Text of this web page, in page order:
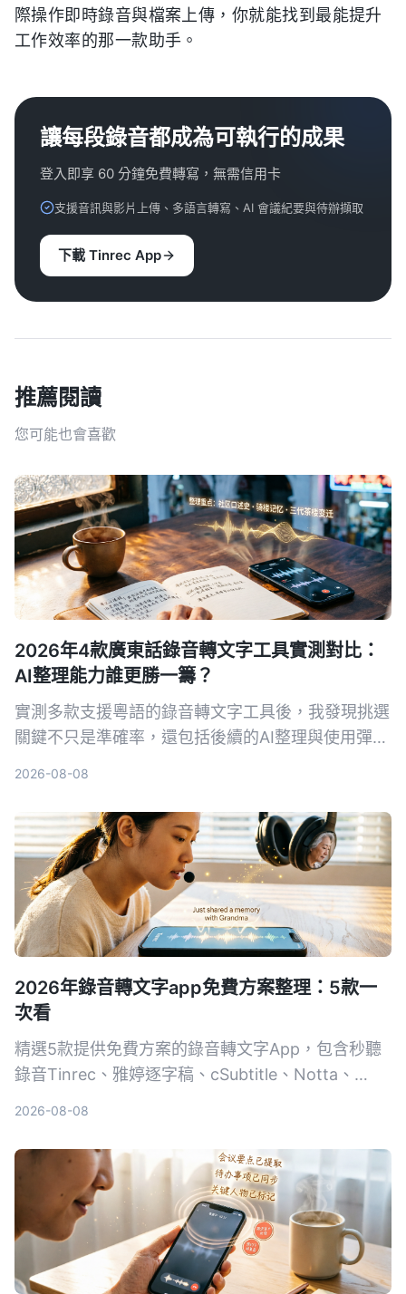
際操作即時錄音與檔案上傳，你就能找到最能提升
工作效率的那一款助手。
讓每段錄音都成為可執行的成果
登入即享 60 分鐘免費轉寫，無需信用卡
支援音訊與影片上傳、多語言轉寫、AI 會議紀要與待辦擷取
下載 Tinrec App
推薦閱讀
您可能也會喜歡
2026年4款廣東話錄音轉文字工具實測對比：
AI整理能力誰更勝一籌？
實測多款支援粵語的錄音轉文字工具後，我發現挑選
關鍵不只是準確率，還包括後續的AI整理與使用彈
2026-08-08
2026年錄音轉文字app免費方案整理：5款一
次看
精選5款提供免費方案的錄音轉文字App，包含秒聽
錄音Tinrec、雅婷逐字稿、cSubtitle、Notta、
2026-08-08